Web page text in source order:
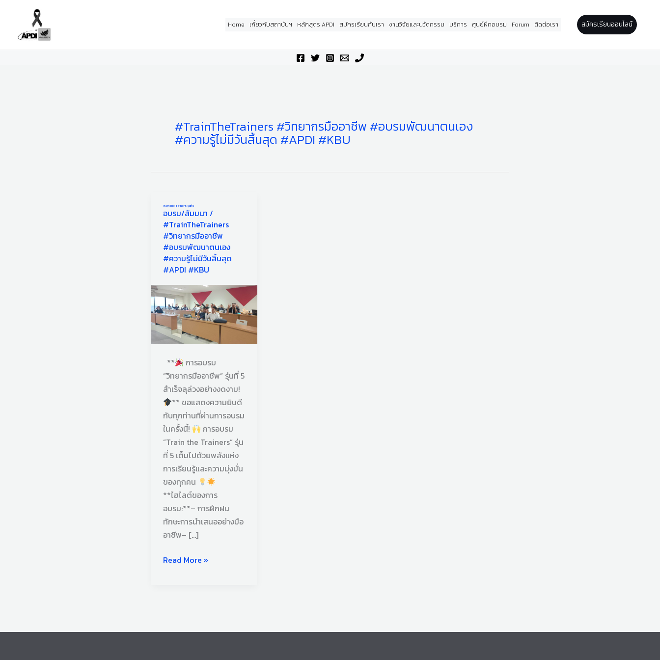
content
Home เกี่ยวกับสถาบันฯ หลักสูตร APDI สมัครเรียนกับเรา งานวิจัยและนวัตกรรม บริการ ศูนย์ฝึกอบรม Forum ติดต่อเรา สมัครเรียนออนไลน์
#TrainTheTrainers #วิทยากรมืออาชีพ #อบรมพัฒนาตนเอง
#ความรู้ไม่มีวันสิ้นสุด #APDI #KBU
Train The Trainers รุ่นที่ 5
อบรม/สัมมนา /
#TrainTheTrainers
#วิทยากรมืออาชีพ
#อบรมพัฒนาตนเอง
#ความรู้ไม่มีวันสิ้นสุด
#APDI #KBU
**
การอบรม
“วิทยากรมืออาชีพ” รุ่นที่ 5
สำเร็จลุล่วงอย่างงดงาม!
** ขอแสดงความยินดี
กับทุกท่านที่ผ่านการอบรม
ในครั้งนี้!
การอบรม
“Train the Trainers” รุ่น
ที่ 5 เต็มไปด้วยพลังแห่ง
การเรียนรู้และความมุ่งมั่น
ของทุกคน
**ไฮไลต์ของการ
อบรม:**– การฝึกฝน
ทักษะการนำเสนออย่างมือ
อาชีพ– […]
Train
The
Trainers
รุ่น
ที่
5
Read More »